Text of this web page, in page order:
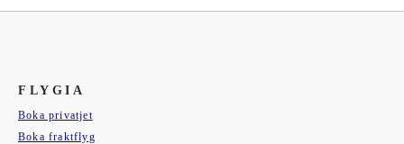
FLYGIA
Boka privatjet
Boka fraktflyg